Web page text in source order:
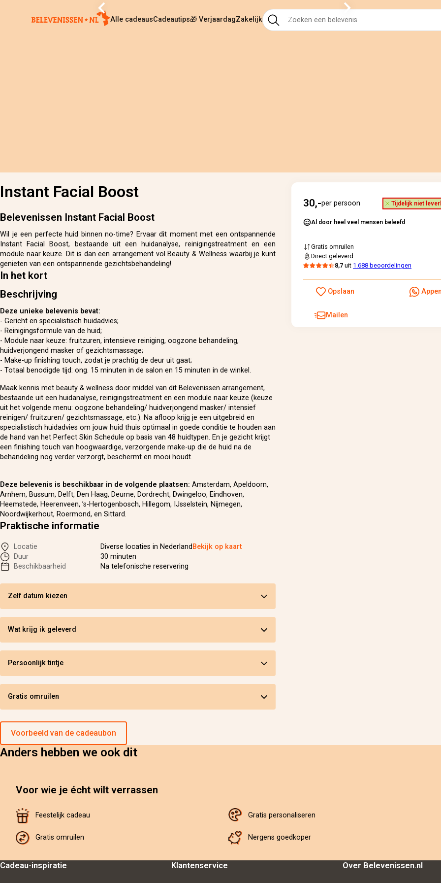
Alle cadeausCadeautips🎁 VerjaardagZakelijk
Instant Facial Boost
Belevenissen Instant Facial Boost
Wil je een perfecte huid binnen no-time? Ervaar dit moment met een ontspannende
Instant Facial Boost, bestaande uit een huidanalyse, reinigingstreatment en een
module naar keuze. Dit is dan een arrangement vol Beauty & Wellness waarbij je kunt
genieten van een ontspannende gezichtsbehandeling!
In het kort
Beschrijving
Deze unieke belevenis bevat:
- Gericht en specialistisch huidadvies;
- Reinigingsformule van de huid;
- Module naar keuze: fruitzuren, intensieve reiniging, oogzone behandeling,
huidverjongend masker of gezichtsmassage;
- Make-up finishing touch, zodat je prachtig de deur uit gaat;
- Totaal benodigde tijd: ong. 15 minuten in de salon en 15 minuten in de winkel.
Maak kennis met beauty & wellness door middel van dit Belevenissen arrangement,
bestaande uit een huidanalyse, reinigingstreatment en een module naar keuze (keuze
uit het volgende menu: oogzone behandeling/ huidverjongend masker/ intensief
reinigen/ fruitzuren/ gezichtsmassage, etc.). Na afloop krijg je een uitgebreid en
specialistisch huidadvies om jouw huid thuis optimaal in goede conditie te houden aan
de hand van het Perfect Skin Schedule op basis van 48 huidtypen. En je gezicht krijgt
een finishing touch van hoogwaardige, verzorgende make-up die de huid na de
behandeling nog verder verzorgt, beschermt en mooi houdt.
Deze belevenis is beschikbaar in de volgende plaatsen: Amsterdam, Apeldoorn,
Arnhem, Bussum, Delft, Den Haag, Deurne, Dordrecht, Dwingeloo, Eindhoven,
Heemstede, Heerenveen, ’s-Hertogenbosch, Hillegom, IJsselstein, Nijmegen,
Noordwijkerhout, Roermond, en Sittard.
Praktische informatie
Locatie Diverse locaties in Nederland Bekijk op kaart
Duur
30 minuten
Beschikbaarheid
Na telefonische reservering
Zelf datum kiezen
Wat krijg ik geleverd
Persoonlijk tintje
Gratis omruilen
Voorbeeld van de cadeaubon
30,-per persoon Tijdelijk niet
Al door heel veel mensen beleefd
Gratis omruilen
Direct geleverd
8,7 uit 1.688 beoordelingen
Opslaan
Mailen
Anders hebben we ook dit
Voor wie je écht wilt verrassen
Feestelijk cadeau Gratis personaliseren
Gratis omruilen Nergens goedkoper
Cadeau-inspiratie Klantenservice Over Belevenissen.nl